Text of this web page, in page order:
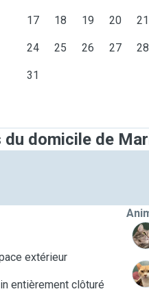
17 18 19 20 21
24 25 26 27 28
31
du domicile de
extérieur
entièrement clôturé
G
Q